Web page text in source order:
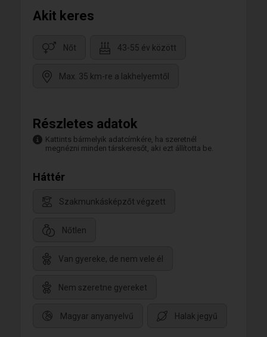
Akit keres
Nőt 43-55 év között
Max. 35 km-re a lakhelyemtől
Részletes adatok
Kattints bármelyik adatcímkére, ha szeretnél
megnézni minden társkeresőt, aki ezt állította be.
Háttér
Szakmunkásképzőt végzett
Nőtlen
Van gyereke, de nem vele él
Nem szeretne gyereket
Magyar anyanyelvű Halak jegyű